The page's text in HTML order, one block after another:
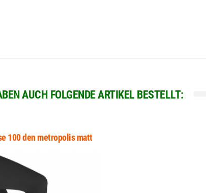
AUCH FOLGENDE ARTIKEL BESTELLT:
100 den metropolis matt